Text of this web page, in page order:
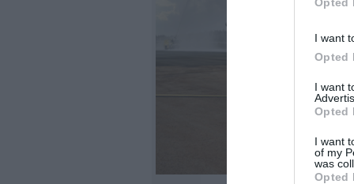
I want
Opted
I want
Opted
I want
of my
was
Opted